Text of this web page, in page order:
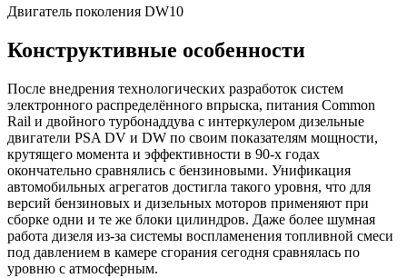
Двигатель поколения DW10
Конструктивные особенности
После внедрения технологических разработок систем
электронного распределённого впрыска, питания Common
Rail и двойного турбонаддува с интеркулером дизельные
двигатели PSA DV и DW по своим показателям мощности,
крутящего момента и эффективности в 90-х годах
окончательно сравнялись с бензиновыми. Унификация
автомобильных агрегатов достигла такого уровня, что для
версий бензиновых и дизельных моторов применяют при
сборке одни и те же блоки цилиндров. Даже более шумная
работа дизеля из-за системы воспламенения топливной смеси
под давлением в камере сгорания сегодня сравнялась по
уровню с атмосферным.